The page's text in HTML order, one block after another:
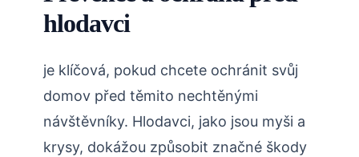
‍hlodavci
⁤je klíčová,​ pokud chcete ochránit svůj
domov před těmito‍ nechtěnými
návštěvníky. Hlodavci, jako ‍jsou myši a
krysy, dokážou ‌způsobit značné škody